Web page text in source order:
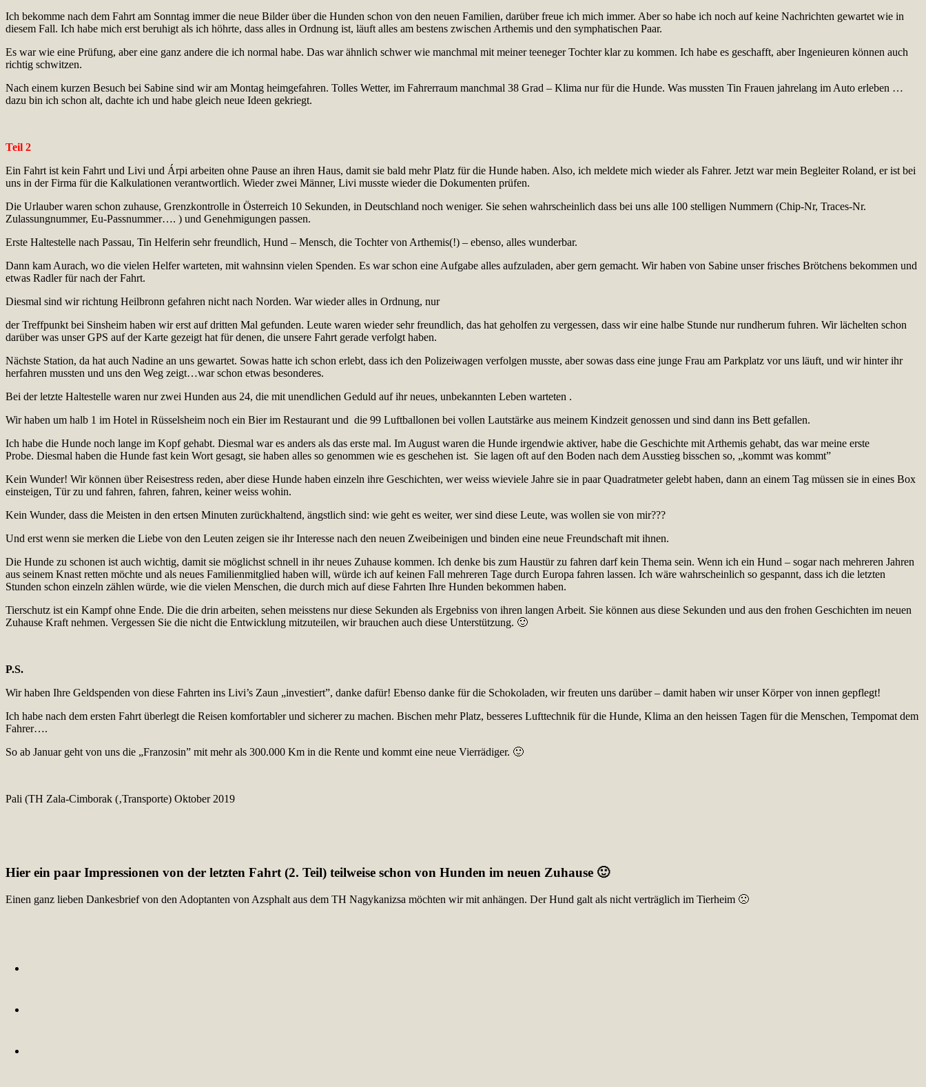
Ich bekomme nach dem Fahrt am Sonntag immer die neue Bilder über die Hunden schon von den neuen Familien, darüber freue ich mich immer. Aber so habe ich noch auf keine Nachrichten gewartet wie in
diesem Fall. Ich habe mich erst beruhigt als ich höhrte, dass alles in Ordnung ist, läuft alles am bestens zwischen Arthemis und den symphatischen Paar.
Es war wie eine Prüfung, aber eine ganz andere die ich normal habe. Das war ähnlich schwer wie manchmal mit meiner teeneger Tochter klar zu kommen. Ich habe es geschafft, aber Ingenieuren können auch
richtig schwitzen.
Nach einem kurzen Besuch bei Sabine sind wir am Montag heimgefahren. Tolles Wetter, im Fahrerraum manchmal 38 Grad – Klima nur für die Hunde. Was mussten Tin Frauen jahrelang im Auto erleben …
dazu bin ich schon alt, dachte ich und habe gleich neue Ideen gekriegt.
Teil 2
Ein Fahrt ist kein Fahrt und Livi und Árpi arbeiten ohne Pause an ihren Haus, damit sie bald mehr Platz für die Hunde haben. Also, ich meldete mich wieder als Fahrer. Jetzt war mein Begleiter Roland, er ist bei
uns in der Firma für die Kalkulationen verantwortlich. Wieder zwei Männer, Livi musste wieder die Dokumenten prüfen.
Die Urlauber waren schon zuhause, Grenzkontrolle in Österreich 10 Sekunden, in Deutschland noch weniger. Sie sehen wahrscheinlich dass bei uns alle 100 stelligen Nummern (Chip-Nr, Traces-Nr.
Zulassungnummer, Eu-Passnummer…. ) und Genehmigungen passen.
Erste Haltestelle nach Passau, Tin Helferin sehr freundlich, Hund – Mensch, die Tochter von Arthemis(!) – ebenso, alles wunderbar.
Dann kam Aurach, wo die vielen Helfer warteten, mit wahnsinn vielen Spenden. Es war schon eine Aufgabe alles aufzuladen, aber gern gemacht. Wir haben von Sabine unser frisches Brötchens bekommen und
etwas Radler für nach der Fahrt.
Diesmal sind wir richtung Heilbronn gefahren nicht nach Norden. War wieder alles in Ordnung, nur
der Treffpunkt bei Sinsheim haben wir erst auf dritten Mal gefunden. Leute waren wieder sehr freundlich, das hat geholfen zu vergessen, dass wir eine halbe Stunde nur rundherum fuhren. Wir lächelten schon
darüber was unser GPS auf der Karte gezeigt hat für denen, die unsere Fahrt gerade verfolgt haben.
Nächste Station, da hat auch Nadine an uns gewartet. Sowas hatte ich schon erlebt, dass ich den Polizeiwagen verfolgen musste, aber sowas dass eine junge Frau am Parkplatz vor uns läuft, und wir hinter ihr
herfahren mussten und uns den Weg zeigt…war schon etwas besonderes.
Bei der letzte Haltestelle waren nur zwei Hunden aus 24, die mit unendlichen Geduld auf ihr neues, unbekannten Leben warteten .
Wir haben um halb 1 im Hotel in Rüsselsheim noch ein Bier im Restaurant und die 99 Luftballonen bei vollen Lautstärke aus meinem Kindzeit genossen und sind dann ins Bett gefallen.
Ich habe die Hunde noch lange im Kopf gehabt. Diesmal war es anders als das erste mal. Im August waren die Hunde irgendwie aktiver, habe die Geschichte mit Arthemis gehabt, das war meine erste
Probe. Diesmal haben die Hunde fast kein Wort gesagt, sie haben alles so genommen wie es geschehen ist. Sie lagen oft auf den Boden nach dem Ausstieg bisschen so, „kommt was kommt”
Kein Wunder! Wir können über Reisestress reden, aber diese Hunde haben einzeln ihre Geschichten, wer weiss wieviele Jahre sie in paar Quadratmeter gelebt haben, dann an einem Tag müssen sie in eines Box
einsteigen, Tür zu und fahren, fahren, fahren, keiner weiss wohin.
Kein Wunder, dass die Meisten in den ertsen Minuten zurückhaltend, ängstlich sind: wie geht es weiter, wer sind diese Leute, was wollen sie von mir???
Und erst wenn sie merken die Liebe von den Leuten zeigen sie ihr Interesse nach den neuen Zweibeinigen und binden eine neue Freundschaft mit ihnen.
Die Hunde zu schonen ist auch wichtig, damit sie möglichst schnell in ihr neues Zuhause kommen. Ich denke bis zum Haustür zu fahren darf kein Thema sein. Wenn ich ein Hund – sogar nach mehreren Jahren
aus seinem Knast retten möchte und als neues Familienmitglied haben will, würde ich auf keinen Fall mehreren Tage durch Europa fahren lassen. Ich wäre wahrscheinlich so gespannt, dass ich die letzten
Stunden schon einzeln zählen würde, wie die vielen Menschen, die durch mich auf diese Fahrten Ihre Hunden bekommen haben.
Tierschutz ist ein Kampf ohne Ende. Die die drin arbeiten, sehen meisstens nur diese Sekunden als Ergebniss von ihren langen Arbeit. Sie können aus diese Sekunden und aus den frohen Geschichten im neuen
Zuhause Kraft nehmen. Vergessen Sie die nicht die Entwicklung mitzuteilen, wir brauchen auch diese Unterstützung. 🙂
P.S.
Wir haben Ihre Geldspenden von diese Fahrten ins Livi’s Zaun „investiert”, danke dafür! Ebenso danke für die Schokoladen, wir freuten uns darüber – damit haben wir unser Körper von innen gepflegt!
Ich habe nach dem ersten Fahrt überlegt die Reisen komfortabler und sicherer zu machen. Bischen mehr Platz, besseres Lufttechnik für die Hunde, Klima an den heissen Tagen für die Menschen, Tempomat dem
Fahrer….
So ab Januar geht von uns die „Franzosin” mit mehr als 300.000 Km in die Rente und kommt eine neue Vierrädiger. 🙂
Pali (TH Zala-Cimborak (‚Transporte) Oktober 2019
Hier ein paar Impressionen von der letzten Fahrt (2. Teil) teilweise schon von Hunden im neuen Zuhause 🙂
Einen ganz lieben Dankesbrief von den Adoptanten von Azsphalt aus dem TH Nagykanizsa möchten wir mit anhängen. Der Hund galt als nicht verträglich im Tierheim 🙁